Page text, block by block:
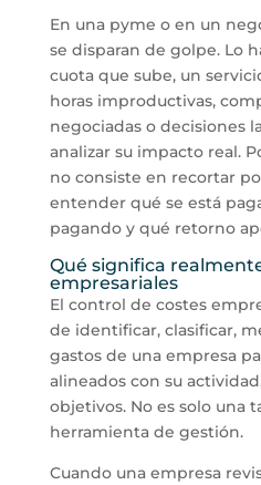
En una pyme o en un
se disparan de golpe. Lo
cuota que sube, un
horas improductivas,
negociadas o decisiones
analizar su impacto real.
no consiste en recortar
entender qué se está
pagando y qué retorno
Qué significa
empresariales
El control de costes
de identificar, clasificar,
gastos de una empresa
alineados con su
objetivos. No es solo una
herramienta de gestión.
Cuando una empresa